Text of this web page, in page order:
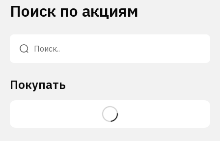
Поиск по акциям
Покупать